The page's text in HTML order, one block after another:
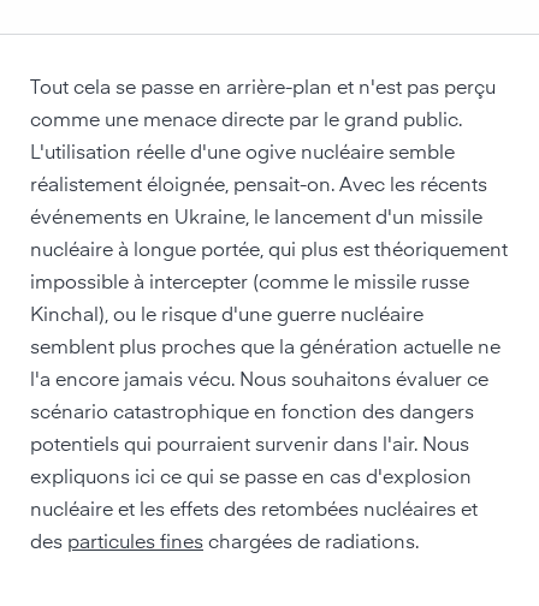
Tout cela se passe en arrière-plan et n'est pas perçu
comme une menace directe par le grand public.
L'utilisation réelle d'une ogive nucléaire semble
réalistement éloignée, pensait-on. Avec les récents
événements en Ukraine, le lancement d'un missile
nucléaire à longue portée, qui plus est théoriquement
impossible à intercepter (comme le missile russe
Kinchal), ou le risque d'une guerre nucléaire
semblent plus proches que la génération actuelle ne
l'a encore jamais vécu. Nous souhaitons évaluer ce
scénario catastrophique en fonction des dangers
potentiels qui pourraient survenir dans l'air. Nous
expliquons ici ce qui se passe en cas d'explosion
nucléaire et les effets des retombées nucléaires et
des particules fines chargées de radiations.